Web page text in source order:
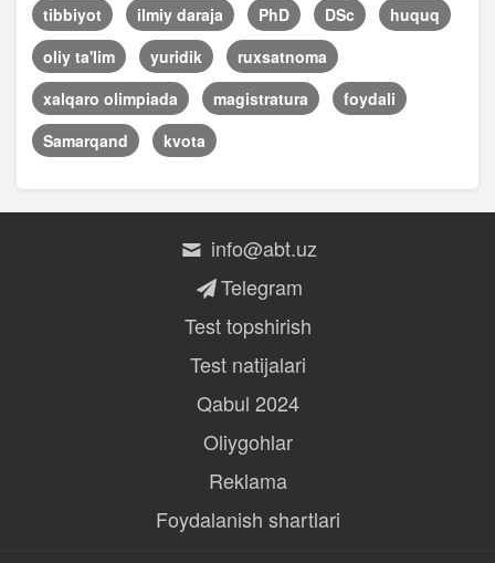
tibbiyot
ilmiy daraja PhD DSc
huquq
oliy ta'lim
yuridik
ruxsatnoma
xalqaro olimpiada
magistratura
foydali
Samarqand
kvota
info@abt.uz
Telegram
Test topshirish
Test natijalari
Qabul 2024
Oliygohlar
Reklama
Foydalanish shartlari